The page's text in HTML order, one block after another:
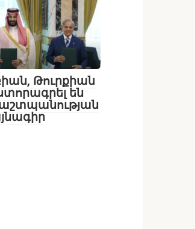
Թուրքիան
են